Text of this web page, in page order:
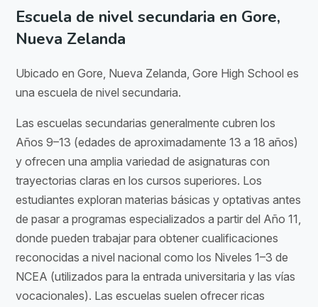
Escuela de nivel secundaria en Gore,
Nueva Zelanda
Ubicado en Gore, Nueva Zelanda, Gore High School es
una escuela de nivel secundaria.
Las escuelas secundarias generalmente cubren los
Años 9–13 (edades de aproximadamente 13 a 18 años)
y ofrecen una amplia variedad de asignaturas con
trayectorias claras en los cursos superiores. Los
estudiantes exploran materias básicas y optativas antes
de pasar a programas especializados a partir del Año 11,
donde pueden trabajar para obtener cualificaciones
reconocidas a nivel nacional como los Niveles 1–3 de
NCEA (utilizados para la entrada universitaria y las vías
vocacionales). Las escuelas suelen ofrecer ricas